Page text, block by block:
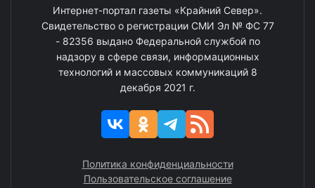
Интернет-портал газеты «Крайний Север».
Свидетельство о регистрации СМИ Эл № ФС 77
- 82356 выдано Федеральной службой по
надзору в сфере связи, информационных
технологий и массовых коммуникаций 8
декабря 2021 г.
Политика конфиденциальности
Пользовательское соглашение